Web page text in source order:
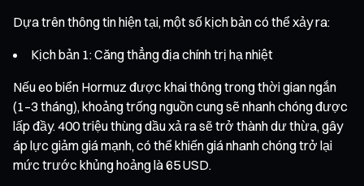
Dựa trên thông tin hiện tại, một số kịch bản có thể xảy ra:
Kịch bản 1: Căng thẳng địa chính trị hạ nhiệt
Nếu eo biển Hormuz được khai thông trong thời gian ngắn
(1–3 tháng), khoảng trống nguồn cung sẽ nhanh chóng được
lấp đầy. 400 triệu thùng dầu xả ra sẽ trở thành dư thừa, gây
áp lực giảm giá mạnh, có thể khiến giá nhanh chóng trở lại
mức trước khủng hoảng là 65 USD.